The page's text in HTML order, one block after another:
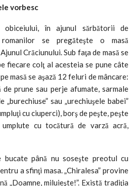
vorbesc
obiceiului, în ajunul sărbătorii de
se pregăteşte o masă
Crăciunului. Sub faţa de masă se
fiecare colţ al acesteia se pune câte
masă se aşază 12 feluri de mâncare:
prune sau perje afumate, sarmale
„burechiuse” sau „urechiuşele babei”
cu ciuperci), borş de peşte, peşte
cu tocătură de varză acră,
până nu soseşte preotul cu
a sfinţi masa. „Chiralesa” provine
„Doamne, miluieşte!”. Există tradiţia